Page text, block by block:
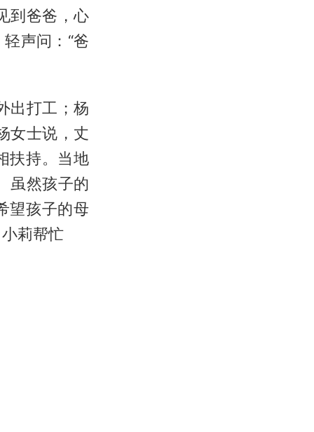
到爸爸，心
声问：“爸
出打工；杨
女士说，丈
扶持。当地
虽然孩子的
望孩子的母
莉帮忙